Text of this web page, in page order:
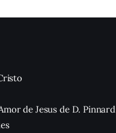
de Jesus de D. Pinnard